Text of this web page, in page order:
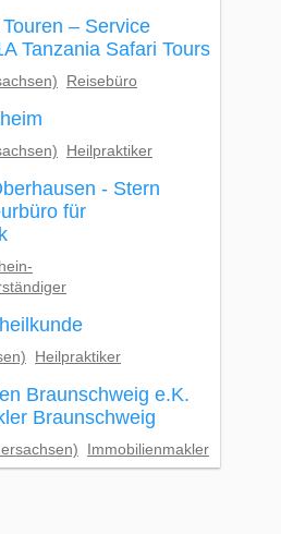
– Service
Tanzania Safari Tours
Reisebüro
Heilpraktiker
- Stern
für
Heilpraktiker
Braunschweig e.K.
Braunschweig
Immobilienmakler